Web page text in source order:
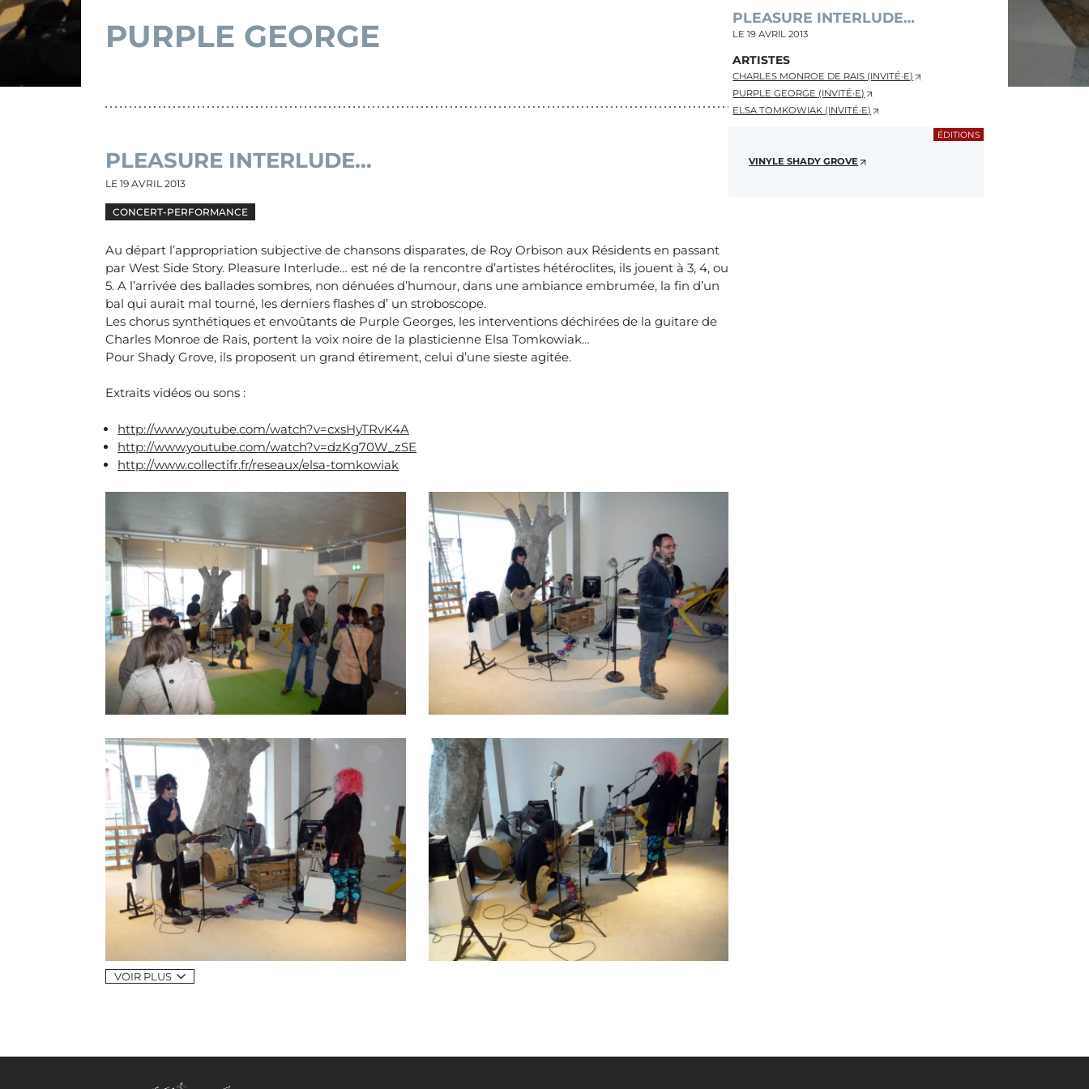
PLEASURE INTERLUDE…
LE19 AVRIL 2013
ARTISTES
CHARLES MONROE DE RAIS (INVITÉ·E)
PURPLE GEORGE (INVITÉ·E)
ELSA TOMKOWIAK (INVITÉ·E)
ÉDITIONS
VINYLE SHADY GROVE
PURPLE GEORGE
PLEASURE INTERLUDE…
LE 19 AVRIL 2013
CONCERT-PERFORMANCE
Au départ l’appropriation subjective de chansons disparates, de Roy Orbison aux Résidents en passant
par West Side Story. Pleasure Interlude… est né de la rencontre d’artistes hétéroclites, ils jouent à 3, 4, ou
5. A l’arrivée des ballades sombres, non dénuées d’humour, dans une ambiance embrumée, la fin d’un
bal qui aurait mal tourné, les derniers flashes d’ un stroboscope.
Les chorus synthétiques et envoûtants de Purple Georges, les interventions déchirées de la guitare de
Charles Monroe de Rais, portent la voix noire de la plasticienne Elsa Tomkowiak…
Pour Shady Grove, ils proposent un grand étirement, celui d’une sieste agitée.
Extraits vidéos ou sons :
http://www.youtube.com/watch?v=cxsHyTRvK4A
http://www.youtube.com/watch?v=dzKg70W_zSE
http://www.collectifr.fr/reseaux/elsa-tomkowiak
VOIR PLUS